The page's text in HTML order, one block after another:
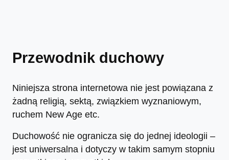
Przewodnik duchowy
Niniejsza strona internetowa nie jest powiązana z
żadną religią, sektą, związkiem wyznaniowym,
ruchem New Age etc.
Duchowość nie ogranicza się do jednej ideologii –
jest uniwersalna i dotyczy w takim samym stopniu